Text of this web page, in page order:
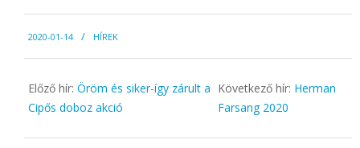
01-
14
2020-01-14 HÍREK
Előző hír: Öröm és siker-így zárult a
Cipős doboz akció
Következő hír: Herman
Farsang 2020